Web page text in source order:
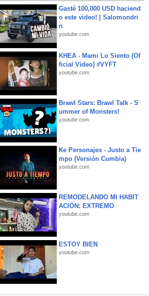
Gasté 100,000 USD haciend
o este video! | Salomondri
n
youtube.com
KHEA - Mami Lo Siento (Of
ficial Video) #VYFT
youtube.com
Brawl Stars: Brawl Talk - S
ummer of Monsters!
youtube.com
Ke Personajes - Justo a Tie
mpo (Versión Cumbia)
youtube.com
REMODELANDO MI HABIT
ACIÓN: EXTREMO
youtube.com
ESTOY BIEN
youtube.com